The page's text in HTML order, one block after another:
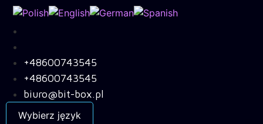
Skip
content
+48600743545
+48600743545
biuro@bit-box.pl
Wybierz język